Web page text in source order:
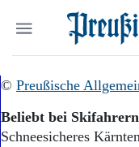
Suchen und
© Preußische
Beliebt bei
Schneesicheres